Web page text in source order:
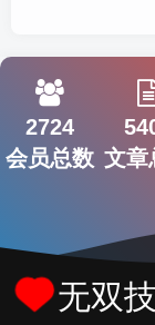
2724
会员总数 文章
无双